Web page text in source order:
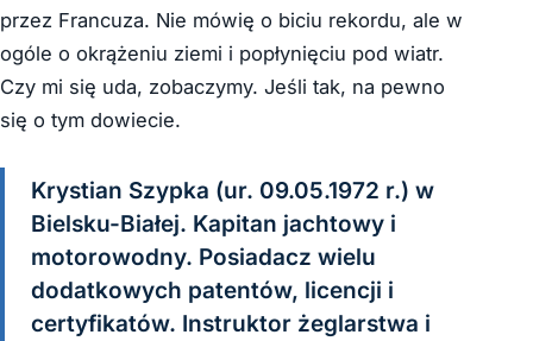
przez Francuza. Nie mówię o biciu rekordu, ale w
ogóle o okrążeniu ziemi i popłynięciu pod wiatr.
Czy mi się uda, zobaczymy. Jeśli tak, na pewno
się o tym dowiecie.
Krystian Szypka (ur. 09.05.1972 r.) w
Bielsku-Białej. Kapitan jachtowy i
motorowodny. Posiadacz wielu
dodatkowych patentów, licencji i
certyfikatów. Instruktor żeglarstwa i